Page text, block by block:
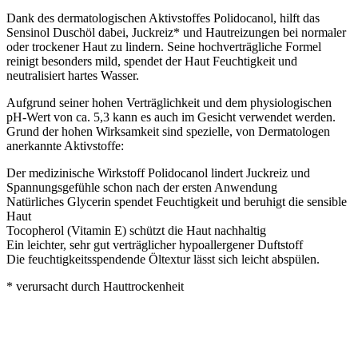
Dank des dermatologischen Aktivstoffes Polidocanol, hilft das
Sensinol Duschöl dabei, Juckreiz* und Hautreizungen bei normaler
oder trockener Haut zu lindern. Seine hochverträgliche Formel
reinigt besonders mild, spendet der Haut Feuchtigkeit und
neutralisiert hartes Wasser.
Aufgrund seiner hohen Verträglichkeit und dem physiologischen
pH-Wert von ca. 5,3 kann es auch im Gesicht verwendet werden.
Grund der hohen Wirksamkeit sind spezielle, von Dermatologen
anerkannte Aktivstoffe:
Der medizinische Wirkstoff Polidocanol lindert Juckreiz und
Spannungsgefühle schon nach der ersten Anwendung
Natürliches Glycerin spendet Feuchtigkeit und beruhigt die sensible
Haut
Tocopherol (Vitamin E) schützt die Haut nachhaltig
Ein leichter, sehr gut verträglicher hypoallergener Duftstoff
Die feuchtigkeitsspendende Öltextur lässt sich leicht abspülen.
* verursacht durch Hauttrockenheit